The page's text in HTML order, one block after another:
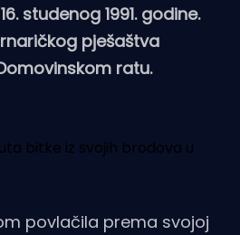
studenog 1991. godine.
pješaštva
ratu.
bitke iz svojih brodova u
povlačila prema svojoj